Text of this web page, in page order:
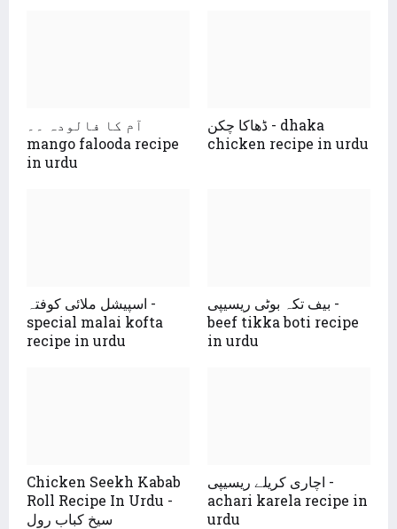
آم کا فالودہ ۔۔
mango falooda recipe
in urdu
ڈھاکا چکن - dhaka
chicken recipe in urdu
اسپیشل ملائی کوفتہ -
special malai kofta
recipe in urdu
بیف تکہ بوٹی ریسیپی -
beef tikka boti recipe
in urdu
Chicken Seekh Kabab
Roll Recipe In Urdu -
سیخ کباب رول
اچاری کریلے ریسیپی -
achari karela recipe in
urdu